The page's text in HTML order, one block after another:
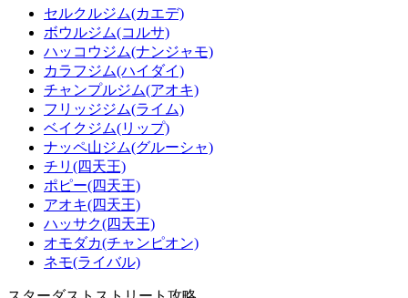
セルクルジム(カエデ)
ボウルジム(コルサ)
ハッコウジム(ナンジャモ)
カラフジム(ハイダイ)
チャンプルジム(アオキ)
フリッジジム(ライム)
ベイクジム(リップ)
ナッペ山ジム(グルーシャ)
チリ(四天王)
ポピー(四天王)
アオキ(四天王)
ハッサク(四天王)
オモダカ(チャンピオン)
ネモ(ライバル)